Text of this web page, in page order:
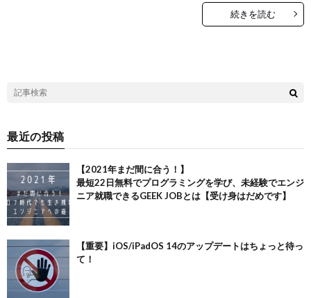
続きを読む
最近の投稿
【2021年まだ間に合う！】
最短22日無料でプログラミングを学び、未経験でエンジ
ニア就職できるGEEK JOBとは【受け身はだめです】
【重要】iOS/iPadOS 14のアップデートはちょっと待っ
て！